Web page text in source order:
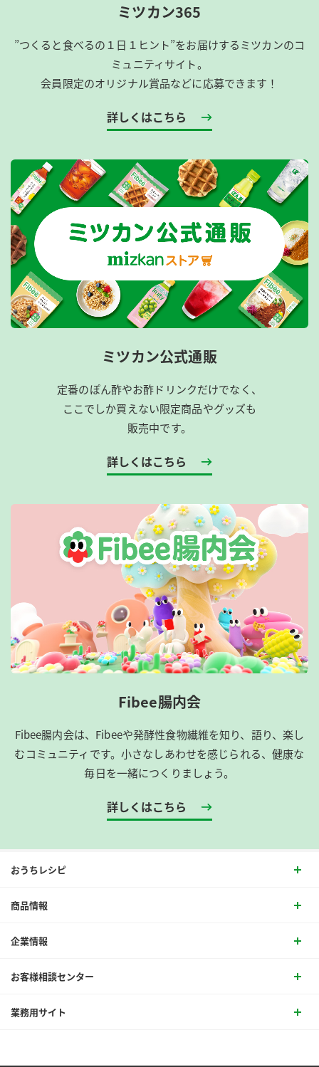
ミツカン365
”つくると食べるの１日１ヒント”をお届けするミツカンのコ
ミュニティサイト。
会員限定のオリジナル賞品などに応募できます！
詳しくはこちら
ミツカン公式通販
定番のぽん酢やお酢ドリンクだけでなく、
ここでしか買えない限定商品やグッズも
販売中です。
詳しくはこちら
Fibee腸内会
Fibee腸内会は、​Fibeeや発酵性食物繊維を知り、語り、楽し
むコミュニティです。​小さなしあわせを感じられる、健康な
毎日を一緒につくりましょう。
詳しくはこちら
おうちレシピ
商品情報
企業情報
お客様相談センター
業務用サイト